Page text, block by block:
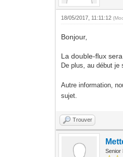
18/05/2017, 11:11:12
Bonjour,
La double-flux
De plus, au début je
Autre information,
sujet.
Trouver
Senior